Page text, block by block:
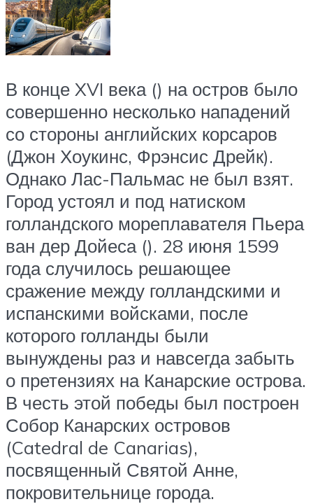
В конце XVI века () на остров было
совершенно несколько нападений
со стороны английских корсаров
(Джон Хоукинс, Фрэнсис Дрейк).
Однако Лас-Пальмас не был взят.
Город устоял и под натиском
голландского мореплавателя Пьера
ван дер Дойеса (). 28 июня 1599
года случилось решающее
сражение между голландскими и
испанскими войсками, после
которого голланды были
вынуждены раз и навсегда забыть
о претензиях на Канарские острова.
В честь этой победы был построен
Собор Канарских островов
(Catedral de Canarias),
посвященный Святой Анне,
покровительнице города.